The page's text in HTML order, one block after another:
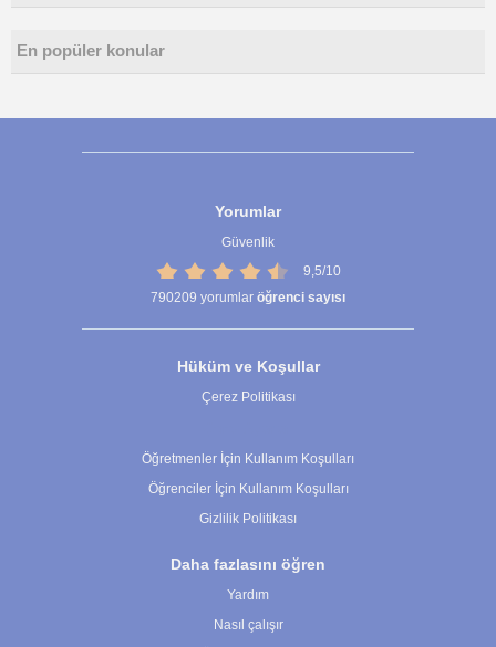
En popüler konular
Yorumlar
Güvenlik
9,5/10
790209 yorumlar öğrenci sayısı
Hüküm ve Koşullar
Çerez Politikası
Öğretmenler İçin Kullanım Koşulları
Öğrenciler İçin Kullanım Koşulları
Gizlilik Politikası
Daha fazlasını öğren
Yardım
Nasıl çalışır